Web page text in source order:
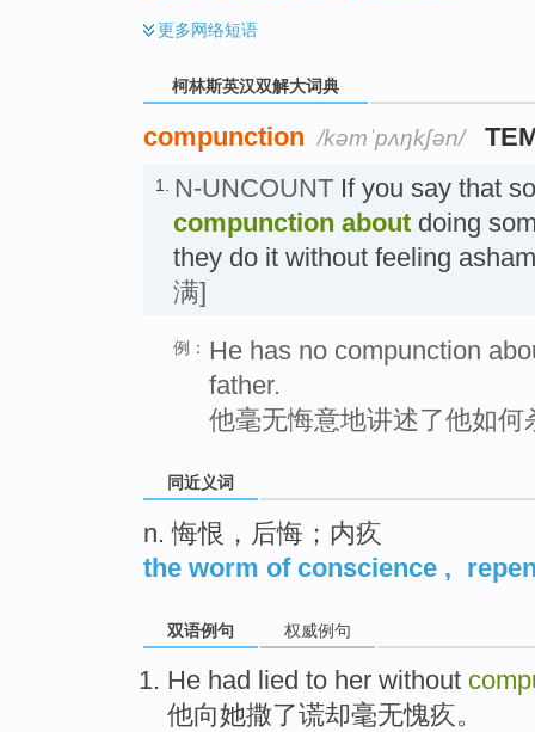
更多网络短语
柯林斯英汉双解大词典
compunction /kəmˈpʌŋkʃən/
1. N-UNCOUNT If you say that
compunction about doing
they do it without feeling
满]
例： He has no compunction
father.
他毫无悔意地讲述了他如何
同近义词
n. 悔恨，后悔；内疚
the worm of conscience ,
双语例句 权威例句
He had lied to her without
他向她撒了谎却毫无愧疚。